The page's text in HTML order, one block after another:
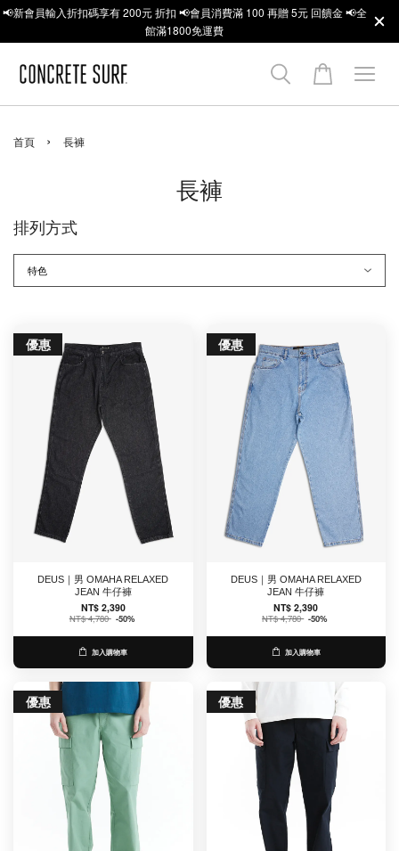
📢新會員輸入折扣碼享有 200元 折扣 📢會員消費滿 100 再贈 5元 回饋金 📢全
館滿1800免運費
首頁 › 長褲
長褲
排列方式
優惠
DEUS｜男 OMAHA RELAXED
JEAN 牛仔褲
NT$ 2,390
NT$ 4,780 -50%
加入購物車
優惠
DEUS｜男 OMAHA RELAXED
JEAN 牛仔褲
NT$ 2,390
NT$ 4,780 -50%
加入購物車
優惠 優惠